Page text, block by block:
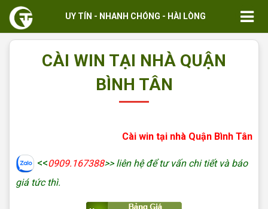
UY TÍN - NHANH CHÓNG - HÀI LÒNG
CÀI WIN TẠI NHÀ QUẬN
BÌNH TÂN
Cài win tại nhà Quận Bình Tân
<<0909.167388>> liên hệ để tư vấn chi tiết và báo
giá tức thì.